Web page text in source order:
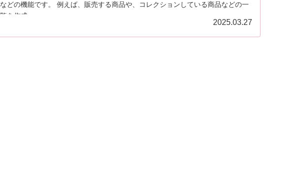
などの機能です。 例えば、販売する商品や、コレクションしている商品などの一
覧を作成...
2025.03.27